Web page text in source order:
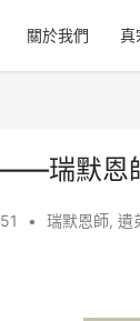
關於我們 真
瑞默恩
• 瑞默恩師, 遺